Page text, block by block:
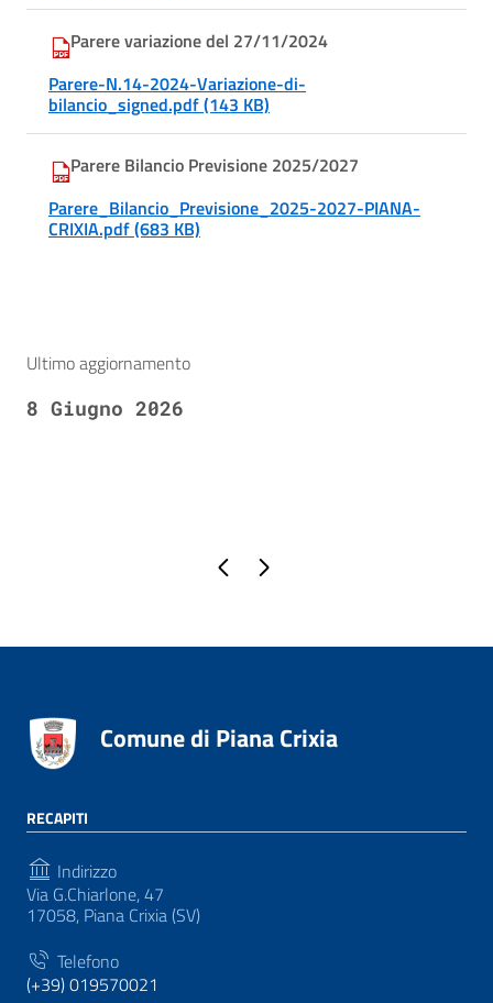
Parere variazione del 27/11/2024
Parere-N.14-2024-Variazione-di-
bilancio_signed.pdf (143 KB)
Parere Bilancio Previsione 2025/2027
Parere_Bilancio_Previsione_2025-2027-PIANA-
CRIXIA.pdf (683 KB)
Ultimo aggiornamento
8 Giugno 2026
Pagina precedente
Comune di Piana Crixia
RECAPITI
Indirizzo
Via G.Chiarlone, 47
17058, Piana Crixia (SV)
Telefono
(+39) 019570021